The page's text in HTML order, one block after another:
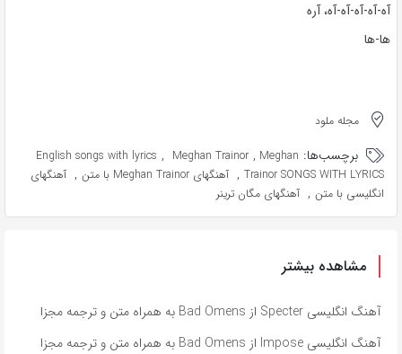
آه-آه-آه-آه-آه، آره
ها-ها
مجله ملود
برچسب‌ها: English songs with lyrics , Meghan Trainor , Meghan
Trainor SONGS WITH LYRICS
, آهنگهای Meghan Trainor با متن , آهنگهای
انگلیسی با متن , آهنگهای مگان ترینر
مشاهده بیشتر
آهنگ انگلیسی Specter از Bad Omens به همراه متن و ترجمه مجزا
آهنگ انگلیسی Impose از Bad Omens به همراه متن و ترجمه مجزا